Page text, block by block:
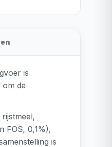
is
om de
FOS, 0,1%),
is